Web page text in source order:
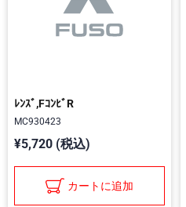
ﾚﾝｽﾞ,FｺﾝﾋﾞR
MC930423
¥5,720 (税込)
カートに追加